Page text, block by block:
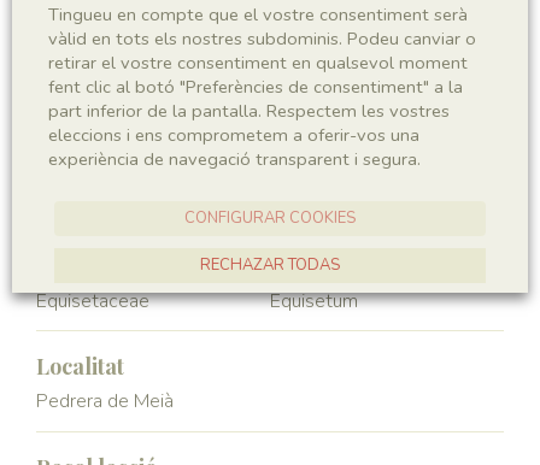
Taxonomia
Regne
Plantae
Phyllum
Monilophyta
Equisetales
Equisetaceae
Génere
Equisetum
Localitat
Pedrera de Meià
Tingueu en compte que el vostre consentiment serà
vàlid en tots els nostres subdominis. Podeu canviar o
retirar el vostre consentiment en qualsevol moment
fent clic al botó "Preferències de consentiment" a la
part inferior de la pantalla. Respectem les vostres
eleccions i ens comprometem a oferir-vos una
experiència de navegació transparent i segura.
CONFIGURAR COOKIES
RECHAZAR TODAS
ACCEPTAR TOTES